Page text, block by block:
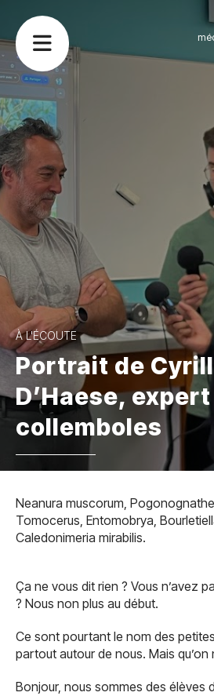
À L'ÉCOUTE
Portrait de
D’Haese,
collemboles
Neanura muscorum,
Tomocerus, Entomobrya,
Caledonimeria mirabilis.
Ça ne vous dit rien ? Vous n’avez
? Nous non plus au début.
Ce sont pourtant le nom des
partout autour de nous. Mais qu’on
Bonjour, nous sommes des élèves